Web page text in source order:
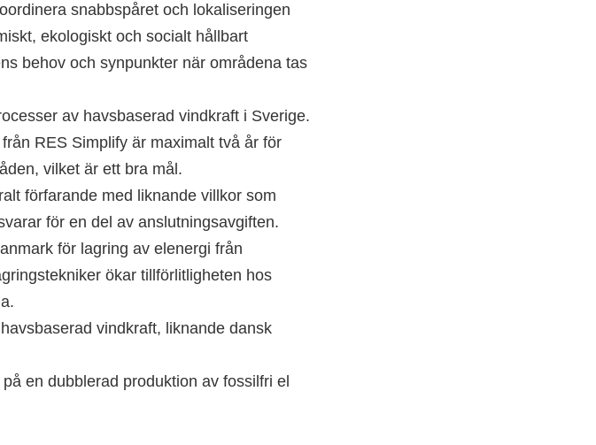
snabbspåret och lokaliseringen
ekologiskt och socialt hållbart
behov och synpunkter när områdena tas
av havsbaserad vindkraft i Sverige.
RES Simplify är maximalt två år för
vilket är ett bra mål.
förfarande med liknande villkor som
för en del av anslutningsavgiften.
för lagring av elenergi från
ökar tillförlitligheten hos
vindkraft, liknande dansk
en dubblerad produktion av fossilfri el